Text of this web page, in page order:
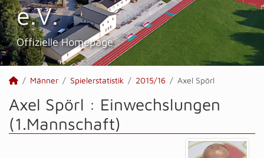
e.V.
Offizielle Homepage
Männer Spielerstatistik 2015/16 Axel Spörl
Axel Spörl : Einwechslungen
(1.Mannschaft)